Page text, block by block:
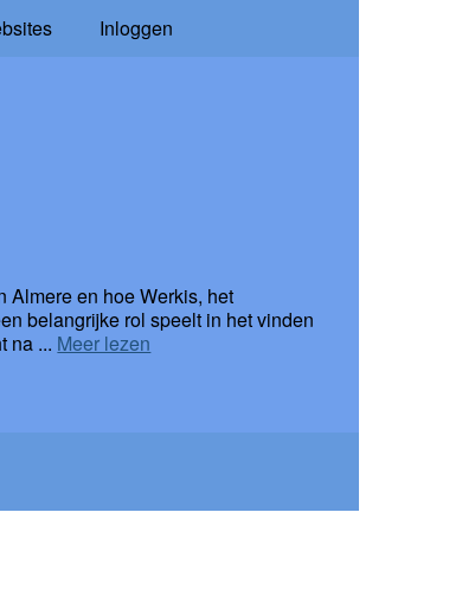
Inloggen
Almere en hoe Werkis, het
belangrijke rol speelt in het vinden
na ... Meer lezen